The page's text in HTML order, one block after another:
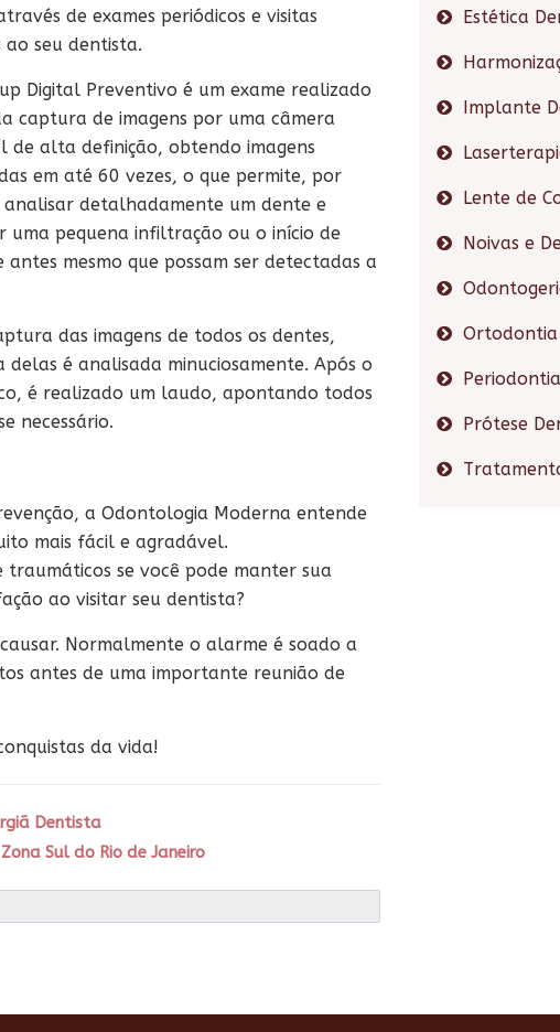
de exames periódicos e visitas
ao seu dentista.
Digital Preventivo é um exame realizado
captura de imagens por uma câmera
de alta definição, obtendo imagens
em até 60 vezes, o que permite, por
analisar detalhadamente um dente e
uma pequena infiltração ou o início de
antes mesmo que possam ser detectadas a
das imagens de todos os dentes,
delas é analisada minuciosamente. Após o
é realizado um laudo, apontando todos
necessário.
a Odontologia Moderna entende
mais fácil e agradável.
se você pode manter sua
ao visitar seu dentista?
Normalmente o alarme é soado a
antes de uma importante reunião de
da vida!
Dentista
Sul do Rio de Janeiro
Estética
Implante
Lente de
Noivas e
Ortodontia
Periodontia
Prótese